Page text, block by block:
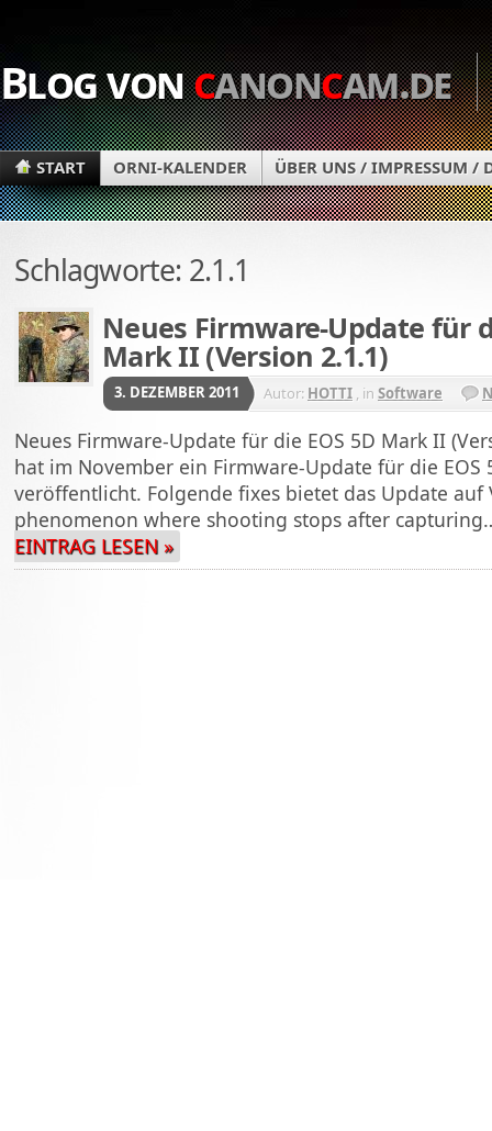
Blog voncanoncam.de
START ORNI-KALENDER ÜBER UNS / IMPRESSUM /
Schlagworte: 2.1.1
Neues Firmware-Update für
Mark II (Version 2.1.1)
3. DEZEMBER 2011 Autor: HOTTI , in Software
Neues Firmware-Update für die EOS 5D Mark II
hat im November ein Firmware-Update für die EOS
veröffentlicht. Folgende fixes bietet das Update auf
phenomenon where shooting stops after
EINTRAG LESEN »